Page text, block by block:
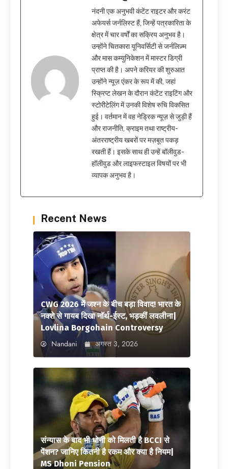
नंदनी एक अनुभवी कंटेंट राइटर और करंट
अफेयर्स जर्नलिस्ट हैं, जिन्हें पत्रकारिता के
क्षेत्र में चार वर्षों का सक्रिय अनुभव है।
उन्होंने चितकारा यूनिवर्सिटी से जर्नलिज़्म
और मास कम्युनिकेशन में मास्टर डिग्री
प्राप्त की है। अपने करियर की शुरुआत
उन्होंने न्यूज़ एंकर के रूप में की, जहां
स्क्रिप्ट लेखन के दौरान कंटेंट राइटिंग और
स्टोरीटेलिंग में उनकी विशेष रुचि विकसित
हुई। वर्तमान में वह नेड्रिक न्यूज़ से जुड़ी हैं
और राजनीति, क्राइम तथा राष्ट्रीय-
अंतरराष्ट्रीय खबरों पर मज़बूत पकड़
रखती हैं। इसके साथ ही उन्हें बॉलीवुड-
हॉलीवुड और लाइफस्टाइल विषयों पर भी
व्यापक अनुभव है।
Recent News
CWG 2026 में जश्न के बीच बड़ा विवाद! भारत के
नक्शे से गायब दिखा नॉर्थ-ईस्ट, भड़कीं लवलीना|
Lovlina Borgohain Controversy
Nandani अगस्त 3, 2026
संन्यास के बाद भी धोनी को मिलती है BCCI से
पेंशन? जानिए कितनी है रकम और क्या है नियम|
MS Dhoni Pension